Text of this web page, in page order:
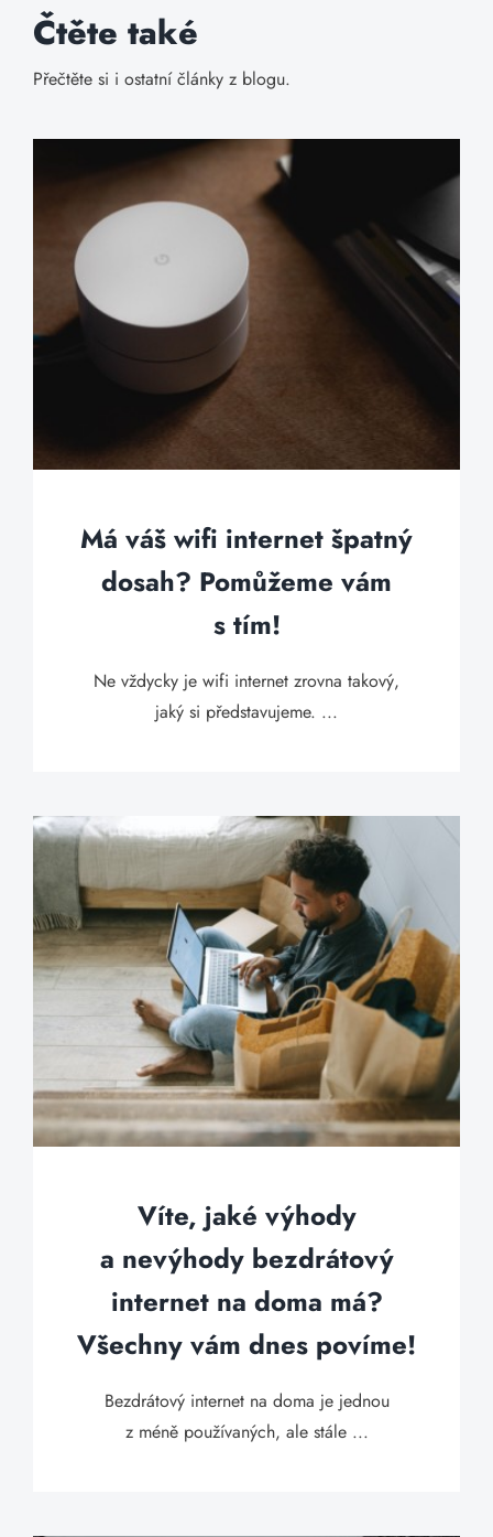
Čtěte také
Přečtěte si i ostatní články z blogu.
Má váš wifi internet špatný
dosah? Pomůžeme vám
s tím!
Ne vždycky je wifi internet zrovna takový,
jaký si představujeme. ...
Víte, jaké výhody
a nevýhody bezdrátový
internet na doma má?
Všechny vám dnes povíme!
Bezdrátový internet na doma je jednou
z méně používaných, ale stále ...